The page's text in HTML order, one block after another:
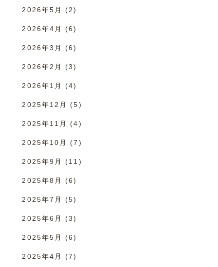
2026年5月 (2)
2026年4月 (6)
2026年3月 (6)
2026年2月 (3)
2026年1月 (4)
2025年12月 (5)
2025年11月 (4)
2025年10月 (7)
2025年9月 (11)
2025年8月 (6)
2025年7月 (5)
2025年6月 (3)
2025年5月 (6)
2025年4月 (7)